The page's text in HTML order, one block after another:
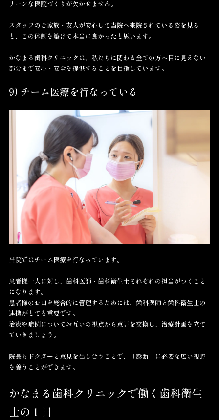
リーンな医院づくりが欠かせません。
スタッフのご家族・友人が安心して当院へ来院されている姿を見る
と、この体制を築けて本当に良かったと思います。
かなまる歯科クリニックは、私たちに関わる全ての方へ目に見えない
部分まで安心・安全を提供することを目指しています。
9) チーム医療を行なっている
当院ではチーム医療を行なっています。
患者様一人に対し、歯科医師・歯科衛生士それぞれの担当がつくこと
になります。
患者様のお口を総合的に管理するためには、歯科医師と歯科衛生士の
連携がとても重要です。
治療や症例についてお互いの視点から意見を交換し、治療計画を立て
ていきましょう。
院長もドクターと意見を出し合うことで、「診断」に必要な広い視野
を養うことができます。
かなまる歯科クリニックで働く歯科衛生
士の１日